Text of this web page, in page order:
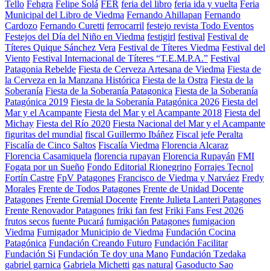
Tello Fehgra Felipe Solá FER feria del libro feria ida y vuelta Feria
Municipal del Libro de Viedma Fernando Ahillapan Fernando
Cardozo Fernando Curetti ferrocarril festejo revista Todo Eventos
Festejos del Día del Niño en Viedma festigirl festival Festival de
Títeres Quique Sánchez Vera Festival de Títeres Viedma Festival del
Viento Festival Internacional de Títeres “T.E.M.P.A.” Festival
Patagonia Rebelde Fiesta de Cerveza Artesana de Viedma Fiesta de
la Cerveza en la Manzana Histórica Fiesta de la Ostra Fiesta de la
Soberanía Fiesta de la Soberanía Patagonica Fiesta de la Soberanía
Patagónica 2019 Fiesta de la Soberanía Patagónica 2026 Fiesta del
Mar y el Acampante Fiesta del Mar y el Acampante 2018 Fiesta del
Michay Fiesta del Río 2020 Fiesta Nacional del Mar y el Acampante
figuritas del mundial fiscal Guillermo Ibáñez Fiscal jefe Peralta
Fiscalía de Cinco Saltos Fiscalía Viedma Florencia Alcaraz
Florencia Casamiquela florencia rupayan Florencia Rupayán FMI
Fogata por un Sueño Fondo Editorial Rionegrino Forrajes Tecnol
Fortín Castre FpV Patagones Francisco de Viedma y Narváez Fredy
Morales Frente de Todos Patagones Frente de Unidad Docente
Patagones Frente Gremial Docente Frente Julieta Lanteri Patagones
Frente Renovador Patagones friki fan fest Friki Fans Fest 2026
frutos secos fuente Pucará fumigación Patagones fumigacion
Viedma Fumigador Municipio de Viedma Fundación Cocina
Patagónica Fundación Creando Futuro Fundación Facilitar
Fundación Si Fundación Te doy una Mano Fundación Tzedaka
gabriel garnica Gabriela Michetti gas natural Gasoducto Sao